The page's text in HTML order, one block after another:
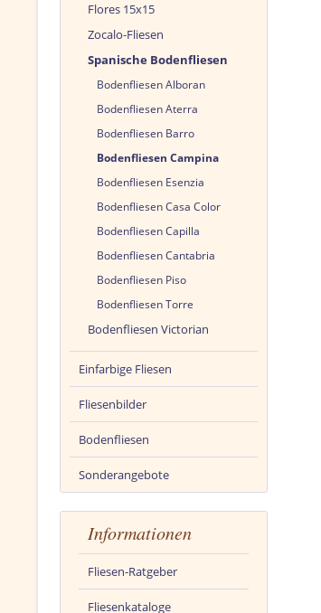
Flores 15x15
Zocalo-Fliesen
Spanische Bodenfliesen
Bodenfliesen Alboran
Bodenfliesen Aterra
Bodenfliesen Barro
Bodenfliesen Campina
Bodenfliesen Esenzia
Bodenfliesen Casa Color
Bodenfliesen Capilla
Bodenfliesen Cantabria
Bodenfliesen Piso
Bodenfliesen Torre
Bodenfliesen Victorian
Einfarbige Fliesen
Fliesenbilder
Bodenfliesen
Sonderangebote
Informationen
Fliesen-Ratgeber
Fliesenkataloge